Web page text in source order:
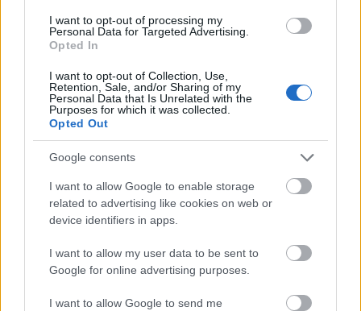
I want to opt-out of processing my
Personal Data for Targeted Advertising.
Opted In
I want to opt-out of Collection, Use,
Retention, Sale, and/or Sharing of my
Personal Data that Is Unrelated with the
Purposes for which it was collected.
Opted Out
Google consents
I want to allow Google to enable storage
related to advertising like cookies on web or
device identifiers in apps.
I want to allow my user data to be sent to
Google for online advertising purposes.
I want to allow Google to send me
tovább
2019. 12. 19.|Hári Dániel